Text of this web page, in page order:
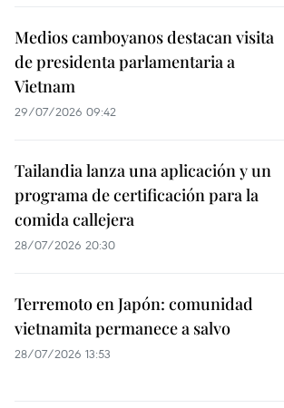
Medios camboyanos destacan visita
de presidenta parlamentaria a
Vietnam
29/07/2026 09:42
Tailandia lanza una aplicación y un
programa de certificación para la
comida callejera
28/07/2026 20:30
Terremoto en Japón: comunidad
vietnamita permanece a salvo
28/07/2026 13:53